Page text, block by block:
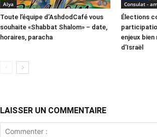
Alya
Toute l’équipe d’AshdodCafé vous
souhaite «Shabbat Shalom» – date,
horaires, paracha
Consulat -
Élections
enjeux
d’Israël
LAISSER UN COMMENTAIRE